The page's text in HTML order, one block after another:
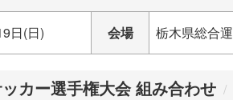
日(日) 会場 栃木県総合
カー選手権大会 組み合わせ